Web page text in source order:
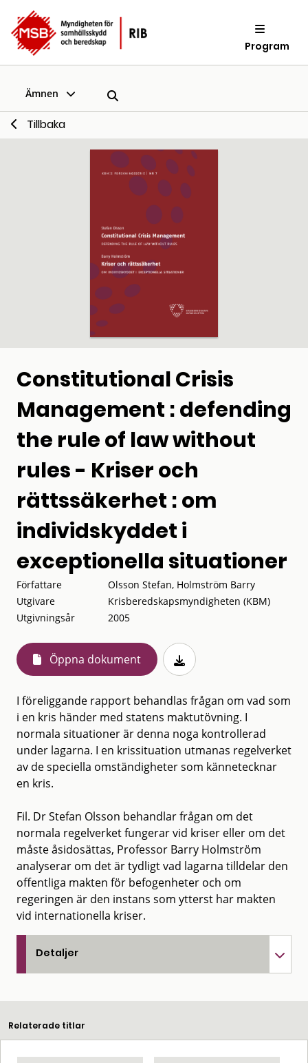
Program
Ämnen
Tillbaka
Constitutional Crisis
Management : defending
the rule of law without
rules - Kriser och
rättssäkerhet : om
individskyddet i
exceptionella situationer
Författare
Olsson Stefan, Holmström Barry
Utgivare
Krisberedskapsmyndigheten (KBM)
Utgivningsår
2005
Öppna dokument
I föreliggande rapport behandlas frågan om vad som
i en kris händer med statens maktutövning. I
normala situationer är denna noga kontrollerad
under lagarna. I en krissituation utmanas regelverket
av de speciella omständigheter som kännetecknar
en kris.
Fil. Dr Stefan Olsson behandlar frågan om det
normala regelverket fungerar vid kriser eller om det
måste åsidosättas, Professor Barry Holmström
analyserar om det är tydligt vad lagarna tilldelar den
offentliga makten för befogenheter och om
regeringen är den instans som ytterst har makten
vid internationella kriser.
Detaljer
Relaterade titlar